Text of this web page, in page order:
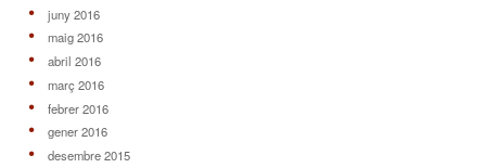
juny 2016
maig 2016
abril 2016
març 2016
febrer 2016
gener 2016
desembre 2015